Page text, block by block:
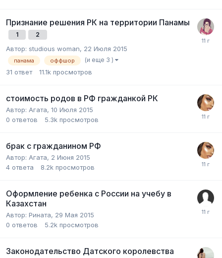
Признание решения РК на территории Панамы
1 2
Автор: studious woman, 22 Июля 2015
панама оффшор (и еще 3 )
31 ответ 11.1k просмотров
стоимость родов в РФ гражданкой РК
Автор: Агата, 10 Июля 2015
0 ответов 5.3k просмотров
брак с гражданином РФ
Автор: Агата, 2 Июня 2015
4 ответа 8.2k просмотров
Оформление ребенка с России на учебу в
Казахстан
Автор: Рината, 29 Мая 2015
0 ответов 5.2k просмотров
Законодательство Датского королевства